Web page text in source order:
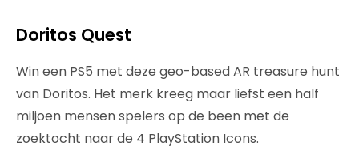
Doritos Quest
Win een PS5 met deze geo-based AR treasure hunt
van Doritos. Het merk kreeg maar liefst een half
miljoen mensen spelers op de been met de
zoektocht naar de 4 PlayStation Icons.